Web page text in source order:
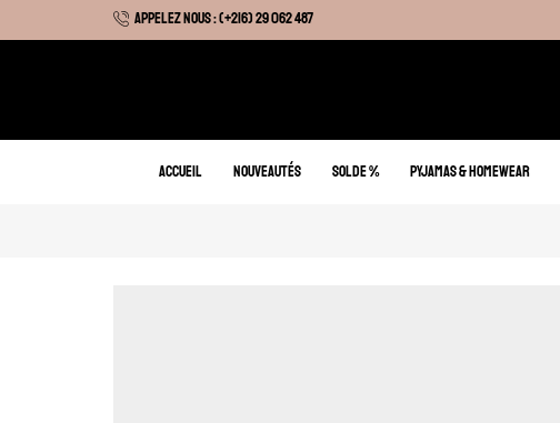
APPELEZ NOUS : (+216) 29 062 487
Hiver : Livraison gratuite sur tous nos articles
ACCUEIL NOUVEAUTÉS SOLDE % PYJAMAS & HOMEWEAR